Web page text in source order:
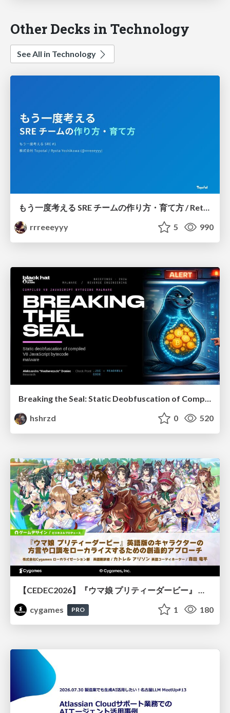
Other Decks in Technology
See All in Technology
rrreeeyyy
5 990
Breaking the Seal: Static Deobfuscation of Compiled V8 JavaScript Bytecode Malware
hshrzd
0 520
cygames
PRO 1 180